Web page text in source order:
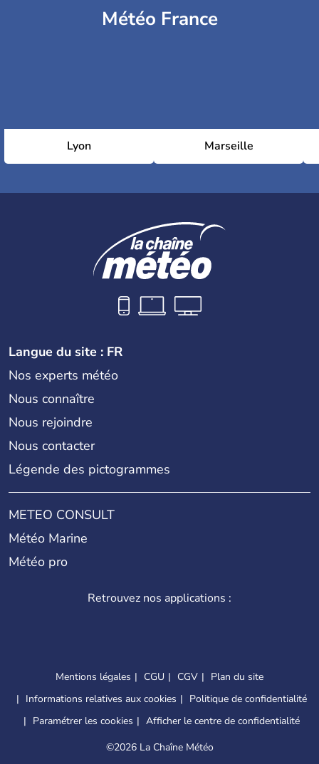
Météo France
Lyon Marseille
Langue du site : FR
Nos experts météo
Nous connaître
Nous rejoindre
Nous contacter
Légende des pictogrammes
METEO CONSULT
Météo Marine
Météo pro
Retrouvez nos applications :
Mentions légales CGU CGV
Plan du site
Informations relatives aux cookies
Politique de confidentialité
Paramétrer les cookies
Afficher le centre de confidentialité
©2026 La Chaîne Météo